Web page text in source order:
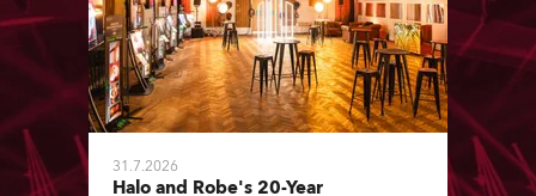
31.7.2026
Halo and Robe's 20-Year